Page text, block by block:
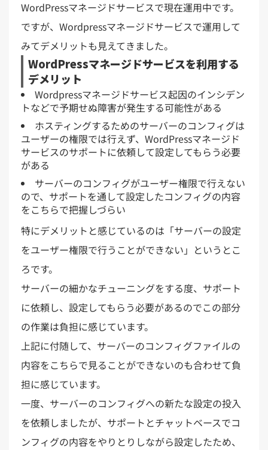
WordPressマネージドサービスで現在運用中です。
ですが、Wordpressマネージドサービスで運用して
みてデメリットも見えてきました。
WordPressマネージドサービスを利用する
デメリット
Wordpressマネージドサービス起因のインシデン
トなどで予期せぬ障害が発生する可能性がある
ホスティングするためのサーバーのコンフィグは
ユーザーの権限では行えず、WordPressマネージド
サービスのサポートに依頼して設定してもらう必要
がある
サーバーのコンフィグがユーザー権限で行えない
ので、サポートを通して設定したコンフィグの内容
をこちらで把握しづらい
特にデメリットと感じているのは「サーバーの設定
をユーザー権限で行うことができない」というとこ
ろです。
サーバーの細かなチューニングをする度、サポート
に依頼し、設定してもらう必要があるのでこの部分
の作業は負担に感じています。
上記に付随して、サーバーのコンフィグファイルの
内容をこちらで見ることができないのも合わせて負
担に感じています。
一度、サーバーのコンフィグへの新たな設定の投入
を依頼しましたが、サポートとチャットベースでコ
ンフィグの内容をやりとりしながら設定したため、